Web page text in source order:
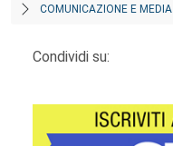
COMUNICAZIONE E MEDIA
Condividi su: